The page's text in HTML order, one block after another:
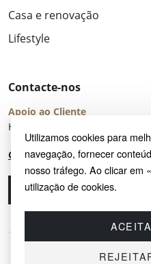
Utilizamos cookies para
navegação, fornecer
nosso tráfego. Ao clicar em
utilização de cookies.
Casa e renovação
Lifestyle
Contacte-nos
Apoio ao Cliente
Horário de Atendimento: seg –
Centro de Ajuda
Ligue-nos